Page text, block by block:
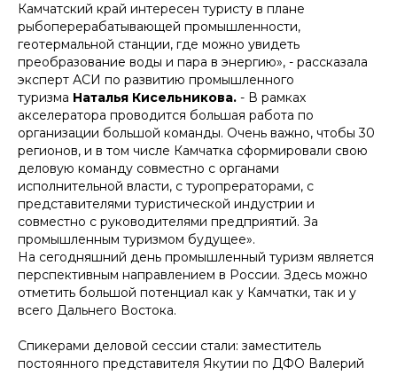
Камчатский край интересен туристу в плане
рыбоперерабатывающей промышленности,
геотермальной станции, где можно увидеть
преобразование воды и пара в энергию», - рассказала
эксперт АСИ по развитию промышленного
туризма Наталья Кисельникова. - В рамках
акселератора проводится большая работа по
организации большой команды. Очень важно, чтобы 30
регионов, и в том числе Камчатка сформировали свою
деловую команду совместно с органами
исполнительной власти, с туропрераторами, с
представителями туристической индустрии и
совместно с руководителями предприятий. За
промышленным туризмом будущее».
На сегодняшний день промышленный туризм является
перспективным направлением в России. Здесь можно
отметить большой потенциал как у Камчатки, так и у
всего Дальнего Востока.
Спикерами деловой сессии стали: заместитель
постоянного представителя Якутии по ДФО Валерий